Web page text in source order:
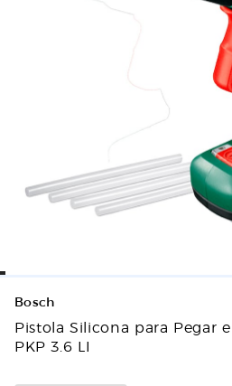
Bosch
Pistola Silicona para Pegar
PKP 3.6 LI